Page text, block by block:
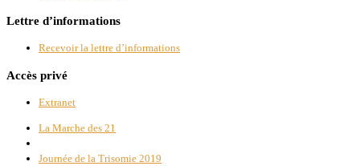
Lettre d’informations
Recevoir la lettre d’informations
Accès privé
Extranet
Parcourir les articles
Article précédent
La Marche des 21
Article suivant
Journée de la Trisomie 2019